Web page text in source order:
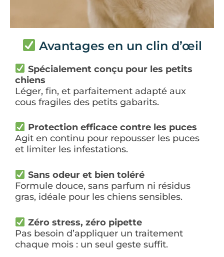
Avantages en un clin d’œil
Spécialement conçu pour les petits
chiens
Léger, fin, et parfaitement adapté aux
cous fragiles des petits gabarits.
Protection efficace contre les puces
Agit en continu pour repousser les puces
et limiter les infestations.
Sans odeur et bien toléré
Formule douce, sans parfum ni résidus
gras, idéale pour les chiens sensibles.
Zéro stress, zéro pipette
Pas besoin d’appliquer un traitement
chaque mois : un seul geste suffit.